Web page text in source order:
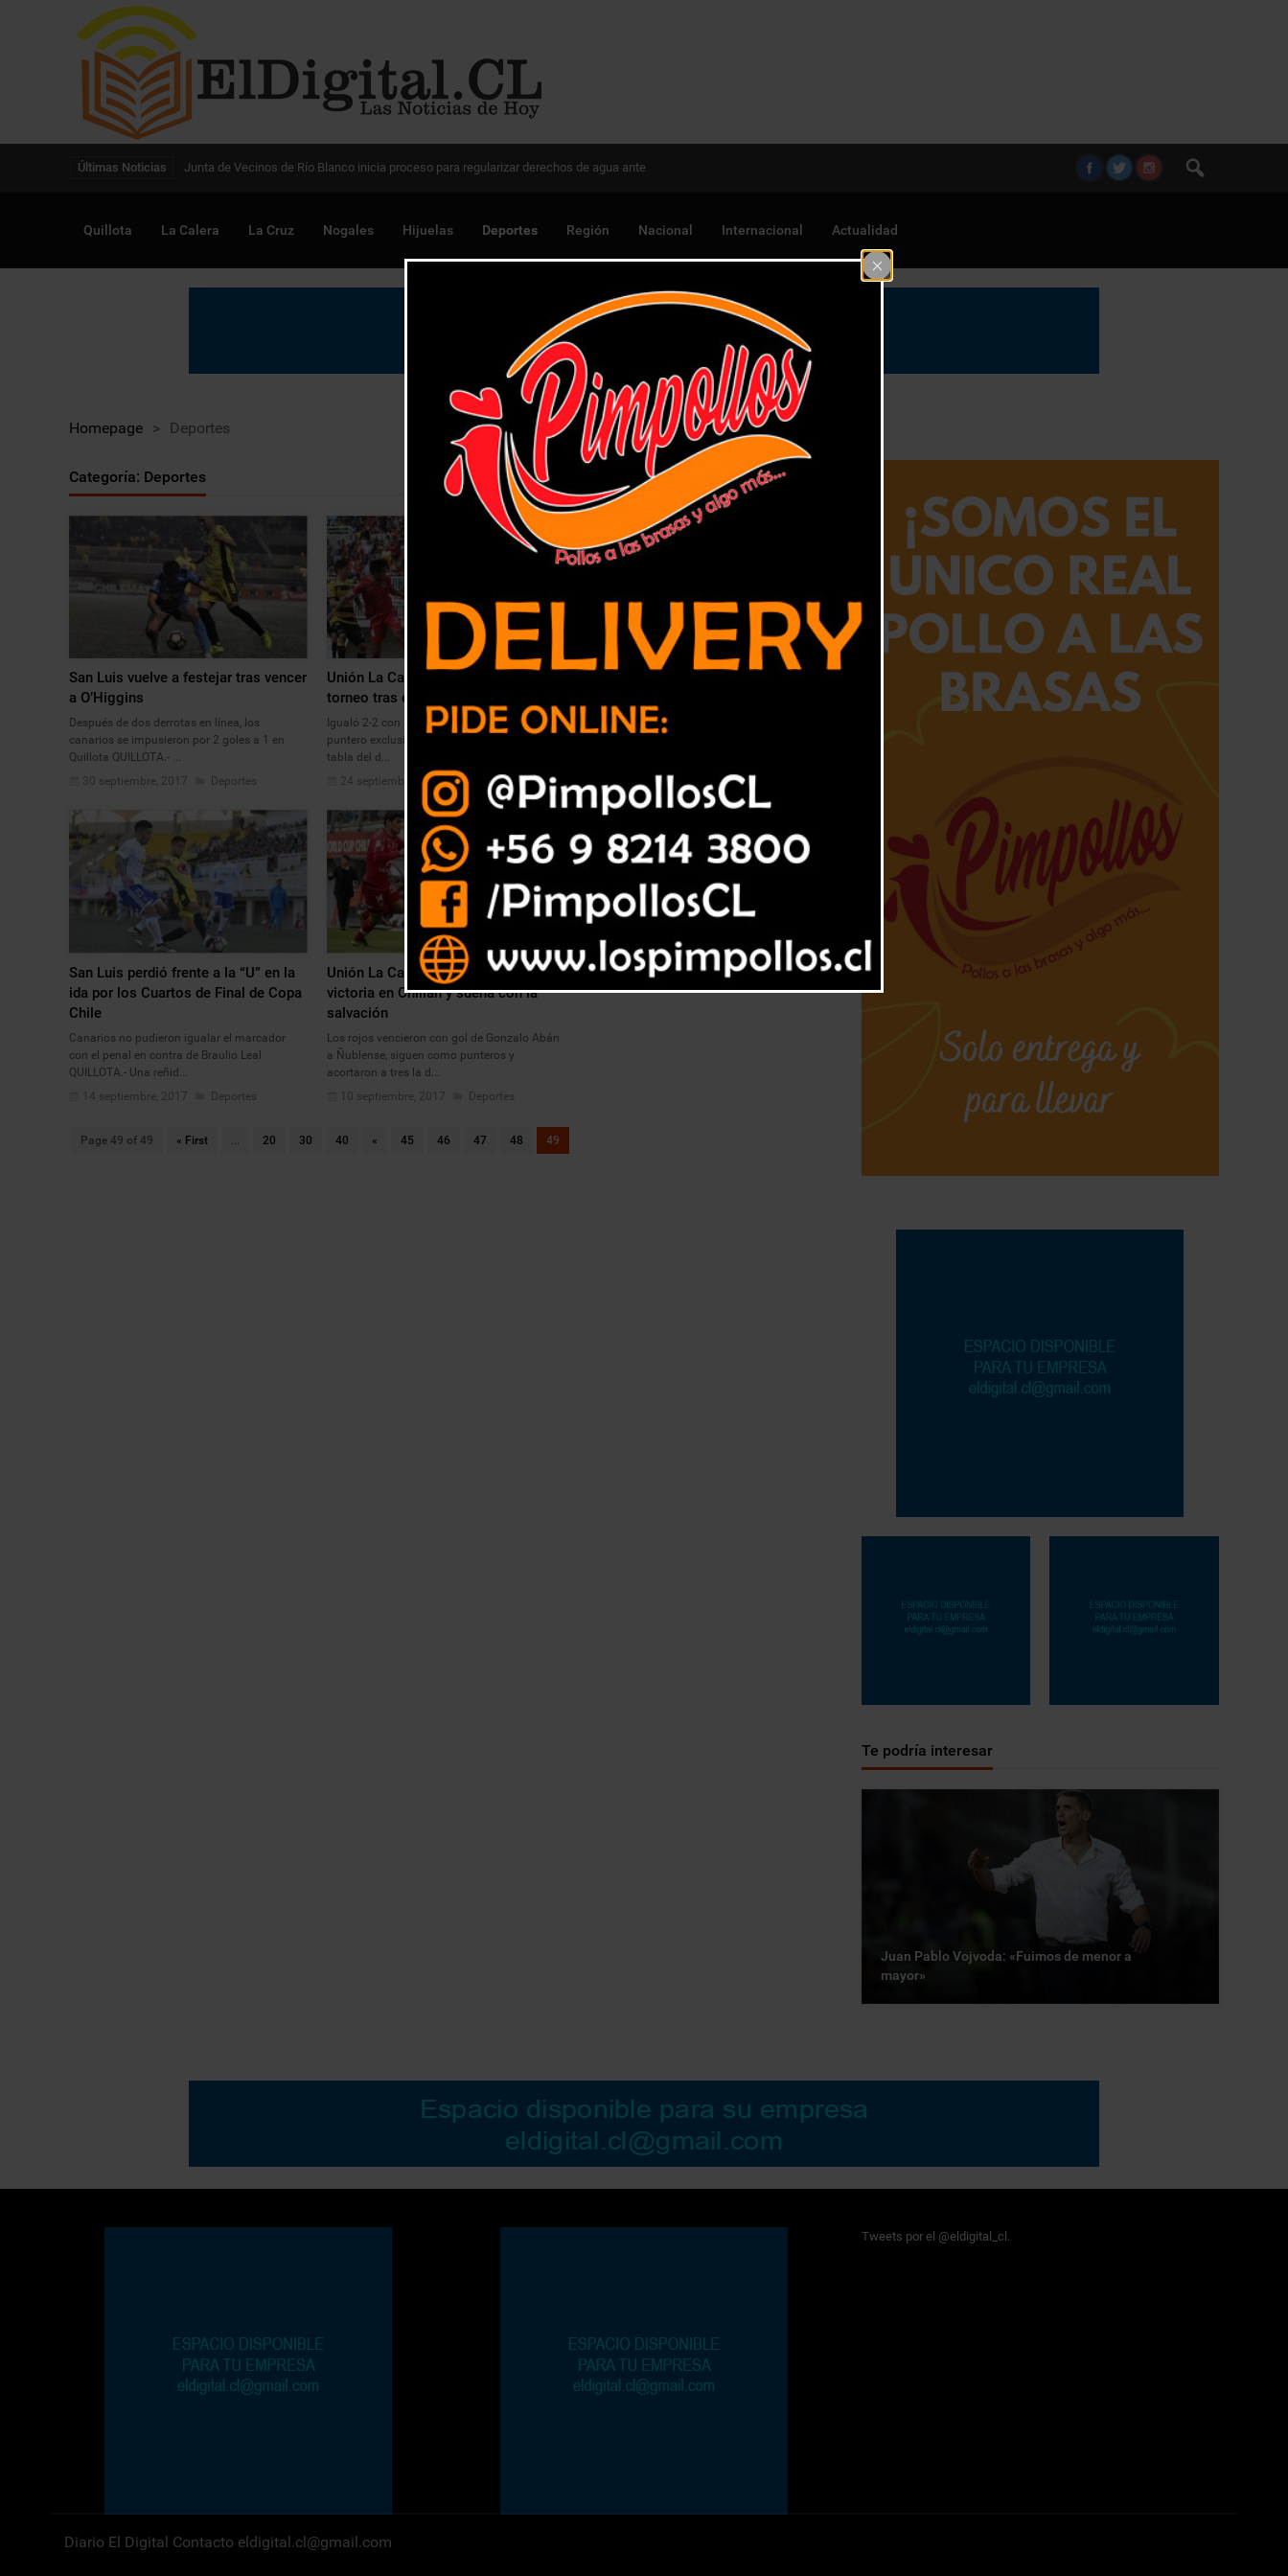
Últimas Noticias Digitalización de la gestión pública avanza en Chile para optimizar proyectos
Quillota La Calera La Cruz Nogales Hijuelas Deportes Región Nacional Internacional Actualidad
Homepage > Deportes
Categoría: Deportes
San Luis vuelve a festejar tras vencer
a O’Higgins
Después de dos derrotas en línea, los
canarios se impusieron por 2 goles a 1 en
Quillota QUILLOTA.- ...
30 septiembre, 2017
Deportes
Unión La Calera es el único líder del
torneo tras empatar con Coquimbo
Igualó 2-2 con los “piratas” en Quillota, es
puntero exclusivo, pero sigue colista en la
tabla del d...
24 septiembre, 2017
Deportes
Pese a un auspicioso comienzo, los albos
22 septiembre, 2017
Deportes
San Luis perdió frente a la “U” en la
ida por los Cuartos de Final de Copa
Chile
Canarios no pudieron igualar el marcador
con el penal en contra de Braulio Leal
QUILLOTA.- Una reñid...
14 septiembre, 2017
Deportes
Unión La Calera logró importante
victoria en Chillán y sueña con la
salvación
Los rojos vencieron con gol de Gonzalo Abán
a Ñublense, siguen como punteros y
acortaron a tres la d...
10 septiembre, 2017
Deportes
Page 49 of 49 « First 20 30 40 « 45 46 47 48 49
Te podría interesar
Juan Pablo Vojvoda: «Fuimos de menor a
mayor»
Tweets por el @eldigital_cl.
Diario El Digital Contacto eldigital.cl@gmail.com